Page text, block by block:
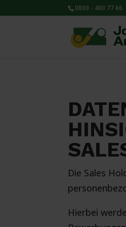
0800 - 400 77 66
Die Sales
Hierbei